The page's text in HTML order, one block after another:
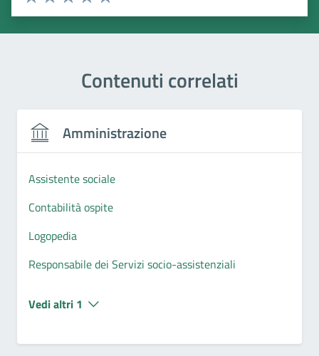
Valuta 5 stelle su 5
Valuta 4 stelle su 5
Valuta 3 stelle su 5
Valuta 2 stelle su 5
Valuta 1 stelle su 5
Contenuti correlati
Amministrazione
Assistente sociale
Contabilità ospite
Logopedia
Responsabile dei Servizi socio-assistenziali
Vedi altri 1